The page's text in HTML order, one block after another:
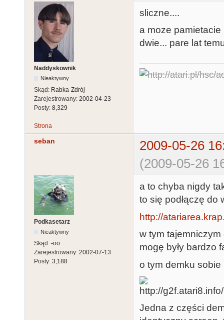
Naddyskownik
Nieaktywny
Skąd: Rabka-Zdrój
Zarejestrowany: 2002-04-23
Posty: 8,329
sliczne....
a moze
dwie... pare lat
Strona
seban
2009-05-26
(2009-05-26
Podkasetarz
Nieaktywny
Skąd: -oo
Zarejestrowany: 2002-07-13
Posty: 3,188
a to chyba nigdy
to się podłączę do
http://
w tym
mogę były bardzo
o tym demku sobie
Jedna z części